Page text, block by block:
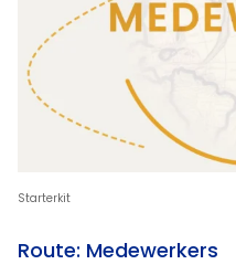
Route: Medewerkers
Starterkit